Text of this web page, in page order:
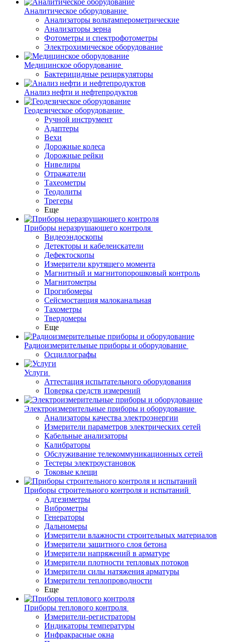
Аналитическое оборудование
Анализаторы вольтамперометрические
Анализаторы зерна
Фотометры и спектрофотометры
Электрохимическое оборудование
Медицинское оборудование
Бактерицидные рециркуляторы
Анализ нефти и нефтепродуктов
Геодезическое оборудование
Ручной инструмент
Адаптеры
Вехи
Дорожные колеса
Дорожные рейки
Нивелиры
Отражатели
Тахеометры
Теодолиты
Трегеры
Еще
Приборы неразрушающего контроля
Видеоэндоскопы
Детекторы и кабелеискатели
Дефектоскопы
Измерители крутящего момента
Магнитный и магнитопорошковый контроль
Магнитометры
Прогибомеры
Сейсмостанция малоканальная
Тахометры
Твердомеры
Еще
Радиоизмерительные приборы и оборудование
Осциллографы
Услуги
Аттестация испытательного оборудования
Поверка средств измерений
Электроизмерительные приборы и оборудование
Анализаторы качества электроэнергии
Измерители параметров электрических сетей
Кабельные анализаторы
Калибраторы
Обслуживание телекоммуникационных сетей
Тестеры электроустановок
Токовые клещи
Приборы строительного контроля и испытаний
Адгезиметры
Виброметры
Генераторы
Дальномеры
Измерители влажности строительных материалов
Измерители защитного слоя бетона
Измерители напряжений в арматуре
Измерители плотности тепловых потоков
Измерители силы натяжения арматуры
Измерители теплопроводности
Еще
Приборы теплового контроля
Измерители-регистраторы
Индикаторы температуры
Инфракрасные окна